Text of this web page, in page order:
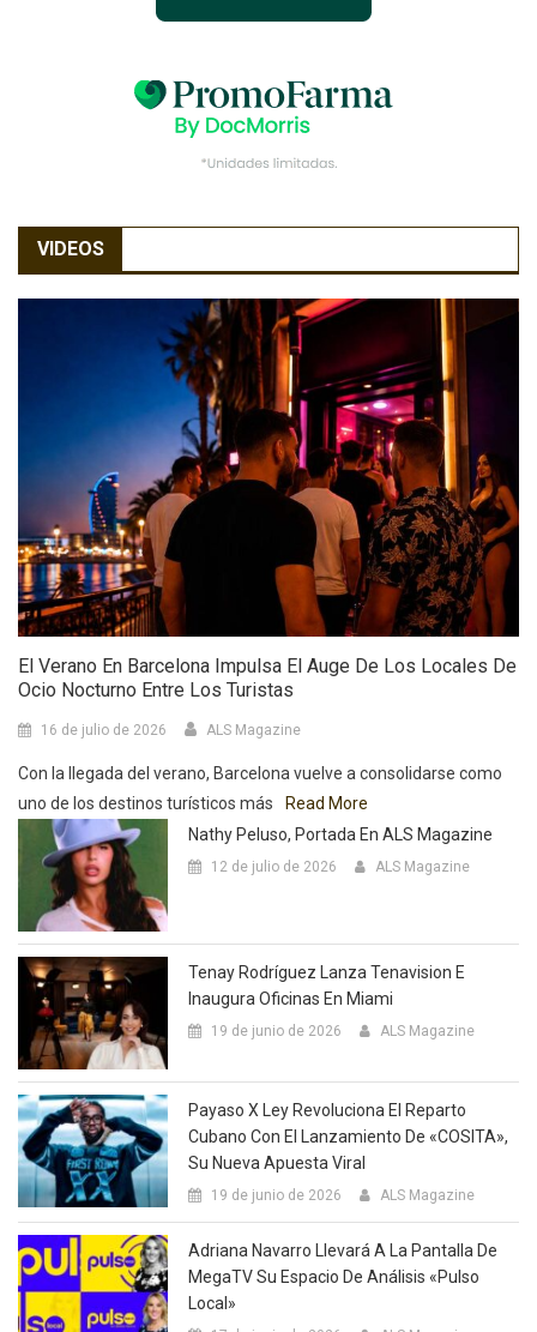
VIDEOS
El Verano En Barcelona Impulsa El Auge De Los Locales De
Ocio Nocturno Entre Los Turistas
16 de julio de 2026 ALS Magazine
Con la llegada del verano, Barcelona vuelve a consolidarse como
uno de los destinos turísticos más
Read More
Nathy Peluso, Portada En ALS Magazine
12 de julio de 2026 ALS Magazine
Tenay Rodríguez Lanza Tenavision E
Inaugura Oficinas En Miami
19 de junio de 2026 ALS Magazine
Payaso X Ley Revoluciona El Reparto
Cubano Con El Lanzamiento De «COSITA»,
Su Nueva Apuesta Viral
19 de junio de 2026 ALS Magazine
Adriana Navarro Llevará A La Pantalla De
MegaTV Su Espacio De Análisis «Pulso
Local»